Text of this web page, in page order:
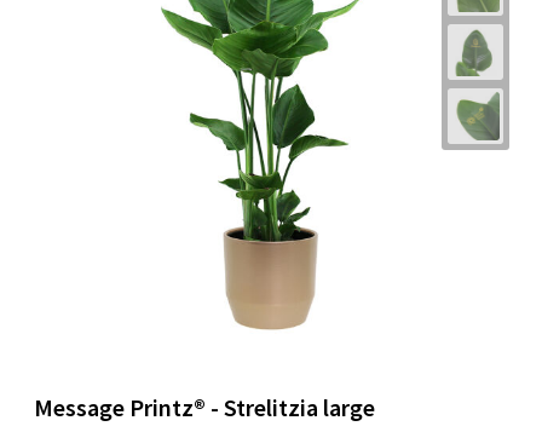
Message Printz® - Strelitzia large